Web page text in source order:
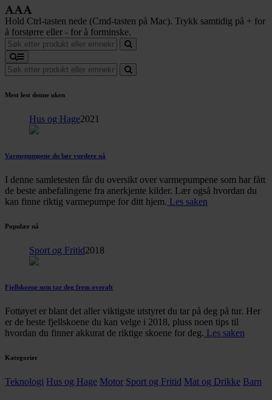
Hold Ctrl-tasten nede (Cmd-tasten på Mac). Trykk samtidig på + for
å forstørre eller - for å forminske.
Mest lest denne uken
Hus og Hage2021
Varmepumpene du bør vurdere nå
I denne samletesten får du oversikt over varmepumpene som har fått
de beste anbefalingene fra anerkjente kilder. Lær også hvordan du
kan finne riktig varmepumpe for ditt hjem. Les saken
Populær nå
Sport og Fritid2018
Fjellskoene som tar deg frem overalt
Fottøyet er blant det aller viktigste utstyret du tar på deg på tur. Her
er de beste fjellskoene du kan velge i 2018, pluss noen tips til
hvordan du finner akkurat de riktige skoene for deg. Les saken
Kategorier
Teknologi Hus og Hage Motor Sport og Fritid Mat og Drikke Barn